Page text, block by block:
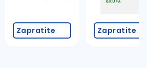
Zapratite Zapratite